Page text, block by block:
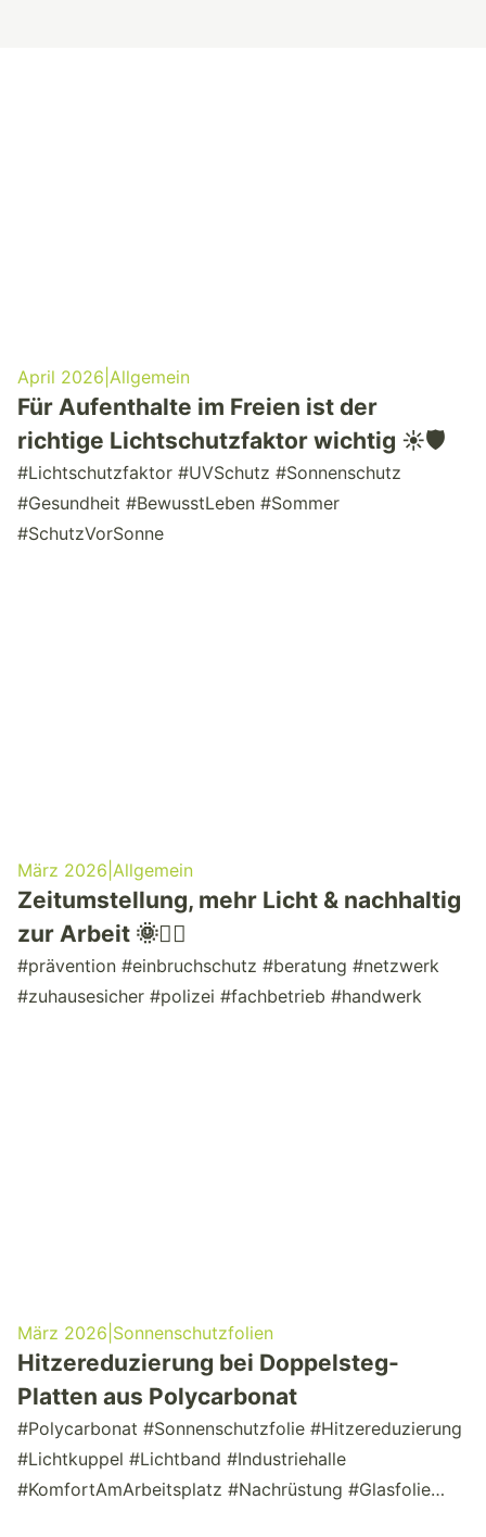
April 2026 Allgemein
Für Aufenthalte im Freien ist der
richtige Lichtschutzfaktor wichtig ☀️🛡️
#Lichtschutzfaktor #UVSchutz #Sonnenschutz
#Gesundheit #BewusstLeben #Sommer
#SchutzVorSonne
März 2026 Allgemein
Zeitumstellung, mehr Licht & nachhaltig
zur Arbeit 🌞🚴‍♂️
#prävention #einbruchschutz #beratung #netzwerk
#zuhausesicher #polizei #fachbetrieb #handwerk
März 2026 Sonnenschutzfolien
Hitzereduzierung bei Doppelsteg-
Platten aus Polycarbonat
#Polycarbonat #Sonnenschutzfolie #Hitzereduzierung
#Lichtkuppel #Lichtband #Industriehalle
#KomfortAmArbeitsplatz #Nachrüstung #Glasfolie